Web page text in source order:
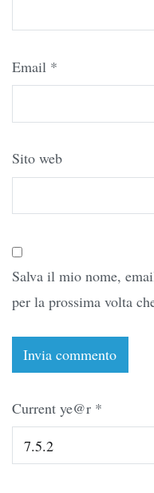
Email *
Sito web
Salva il mio nome,
per la prossima volta
Current ye@r *